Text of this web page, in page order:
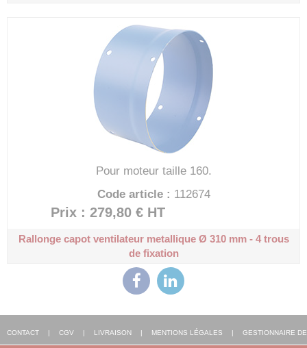
Pour moteur taille 160.
Code article : 112674
Prix : 279,80 € HT
Rallonge capot ventilateur metalliqueØ 310 mm - 4 trous
de fixation
CONTACT | CGV | LIVRAISON | MENTIONS LÉGALES | GESTIONNAIRE DE